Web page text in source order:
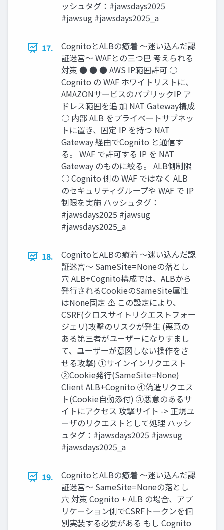
ッシュタグ：#jawsdays2025
#jawsug #jawsdays2025_a
17.
CognitoとALBの癒着 〜迷い込んだ認
証迷宮〜 WAFとの三つ巴 考えられる
対策 ● ● ● AWS IP範囲許可 ○
Cognito の WAF ホワイトリストに、
AMAZONサービスのパブリックIP ア
ドレス範囲を追 加 NAT Gateway構成
○ 内部 ALB をプライベートサブネッ
トに置き、固定 IP を持つ NAT
Gateway 経由でCognito と通信す
る。 WAF で許可する IP を NAT
Gateway のものに絞る。 ALB側制限
○ Cognito 側の WAF ではなく ALB
のセキュリティグループや WAF で IP
制限を実施 ハッシュタグ：
#jawsdays2025 #jawsug
#jawsdays2025_a
18.
CognitoとALBの癒着 〜迷い込んだ認
証迷宮〜 SameSite=Noneの落とし
穴 ALB+Cognito構成では、ALBから
発行されるCookieのSameSite属性
はNone固定 ⚠ この設定により、
CSRF(クロスサイトリクエストフォー
ジェリ)攻撃のリスクが発生 (悪意の
ある第三者がユーザーになりすまし
て、ユーザーが意図しない操作をさ
せる攻撃) ①サインインリクエスト
②Cookie発行(SameSite=None)
Client ALB+Cognito ④偽造リクエス
ト(Cookie自動添付) ③悪意のあるサ
イトにアクセス 攻撃サイト -> 正規ユ
ーザのリクエストとして処理 ハッシ
ュタグ：#jawsdays2025 #jawsug
#jawsdays2025_a
19.
CognitoとALBの癒着 〜迷い込んだ認
証迷宮〜 SameSite=Noneの落とし
穴 対策 Cognito + ALB の場合、アプ
リケーション側でCSRFトークンを個
別実装する必要がある もし Cognito